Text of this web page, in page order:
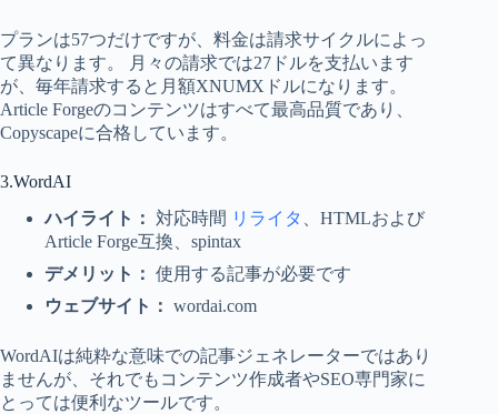
プランは57つだけですが、料金は請求サイクルによっ
て異なります。 月々の請求では27ドルを支払います
が、毎年請求すると月額XNUMXドルになります。
Article Forgeのコンテンツはすべて最高品質であり、
Copyscapeに合格しています。
3.WordAI
ハイライト：
対応時間 リライタ 、HTMLおよび
Article Forge互換、spintax
デメリット： 使用する記事が必要です
ウェブサイト： wordai.com
WordAIは純粋な意味での記事ジェネレーターではあり
ませんが、それでもコンテンツ作成者やSEO専門家に
とっては便利なツールです。